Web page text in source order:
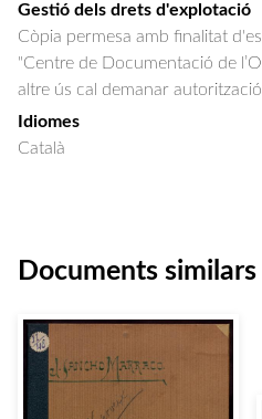
Gestió dels drets d'explotació
Còpia permesa amb finalitat
"Centre de Documentació de
altre ús cal demanar autorització.
Idiomes
Català
Documents